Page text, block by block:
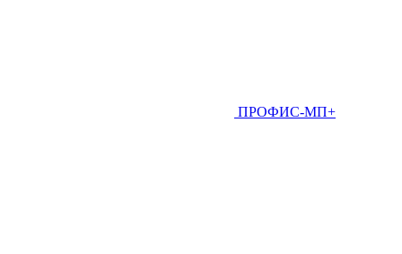
ПРОФИС-МП+